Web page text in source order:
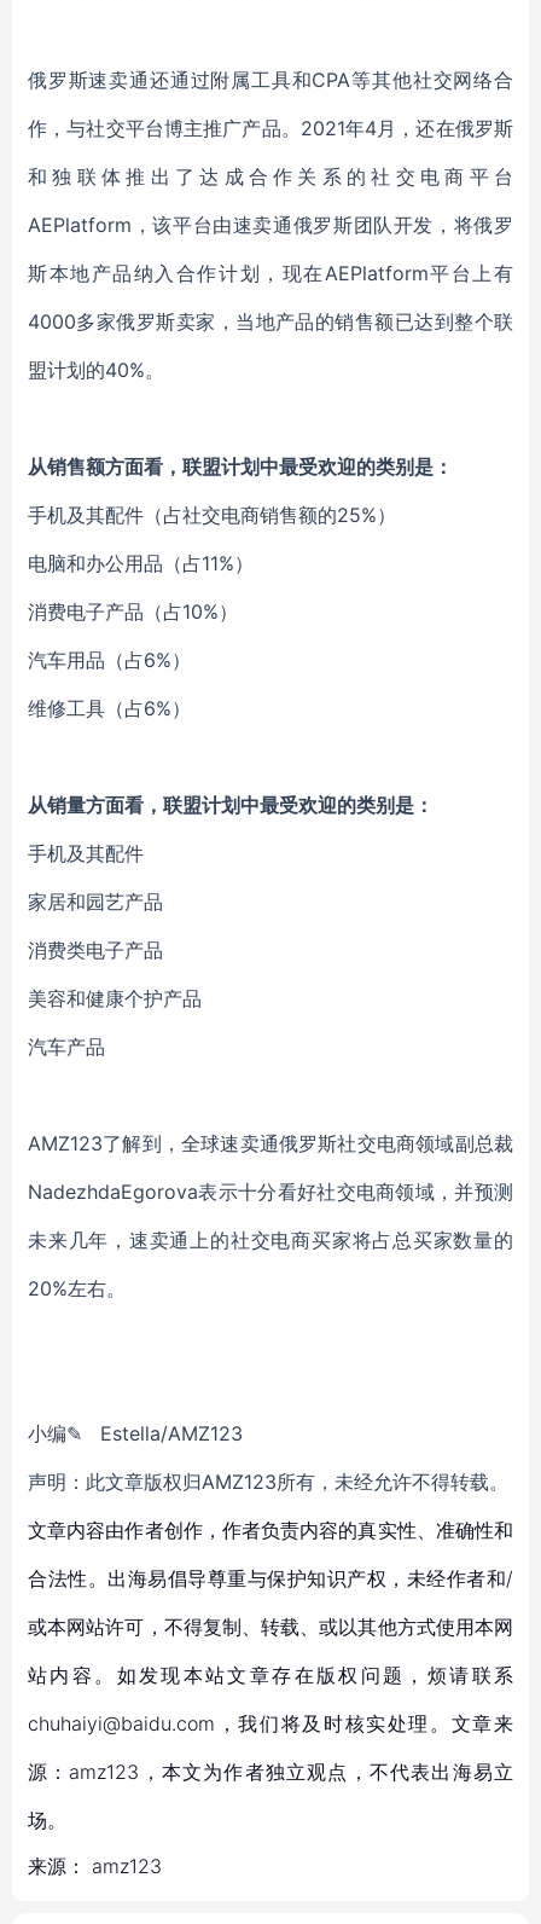
俄罗斯速卖通还通过附属工具和CPA等其他社交网络合
作，与社交平台博主推广产品。2021年4月，还在俄罗斯
和独联体推出了达成合作关系的社交电商平台
AEPlatform，该平台由速卖通俄罗斯团队开发，将俄罗
斯本地产品纳入合作计划，现在AEPlatform平台上有
4000多家俄罗斯卖家，当地产品的销售额已达到整个联
盟计划的40%。
从销售额方面看，联盟计划中最受欢迎的类别是：
手机及其配件（占社交电商销售额的25%）
电脑和办公用品（占11%）
消费电子产品（占10%）
汽车用品（占6%）
维修工具（占6%）
从销量方面看， 联盟计划中最受欢迎的类别是：
手机及其配件
家居和园艺产品
消费类电子产品
美容和健康个护产品
汽车产品
AMZ123了解到，全球速卖通俄罗斯社交电商领域副总裁
NadezhdaEgorova表示十分看好社交电商领域，并预测
未来几年，速卖通上的社交电商买家将占总买家数量的
20%左右。
小编✎ Estella/AMZ123
声明：此文章版权归AMZ123所有，未经允许不得转载。
文章内容由作者创作，作者负责内容的真实性、准确性和
合法性。出海易倡导尊重与保护知识产权，未经作者和/
或本网站许可，不得复制、转载、或以其他方式使用本网
站内容。如发现本站文章存在版权问题，烦请联系
chuhaiyi@baidu.com，我们将及时核实处理。文章来
源：amz123，本文为作者独立观点，不代表出海易立
场。
来源： amz123